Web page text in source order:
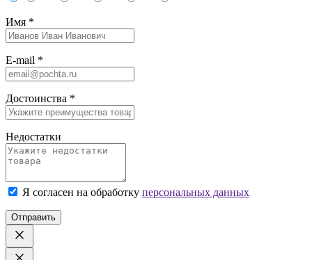
Имя *
E-mail *
Достоинства *
Недостатки
Я согласен на обработку персональных данных
Отправить